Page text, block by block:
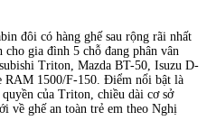
đôi có hàng ghế sau rộng rãi nhất
gia đình 5 chỗ đang phân vân
Triton, Mazda BT-50, Isuzu D-
RAM 1500/F-150. Điểm nổi bật là
của Triton, chiều dài cơ sở
về ghế an toàn trẻ em theo Nghị